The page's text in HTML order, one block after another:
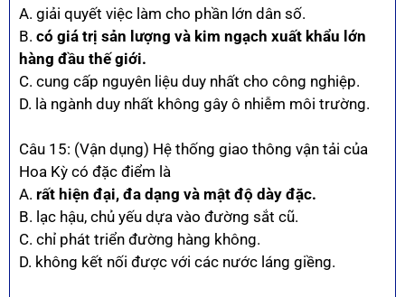
A. giải quyết việc làm cho phần lớn dân số.
B. có giá trị sản lượng và kim ngạch xuất khẩu lớn
hàng đầu thế giới.
C. cung cấp nguyên liệu duy nhất cho công nghiệp.
D. là ngành duy nhất không gây ô nhiễm môi trường.
Câu 15: (Vận dụng) Hệ thống giao thông vận tải của
Hoa Kỳ có đặc điểm là
A. rất hiện đại, đa dạng và mật độ dày đặc.
B. lạc hậu, chủ yếu dựa vào đường sắt cũ.
C. chỉ phát triển đường hàng không.
D. không kết nối được với các nước láng giềng.